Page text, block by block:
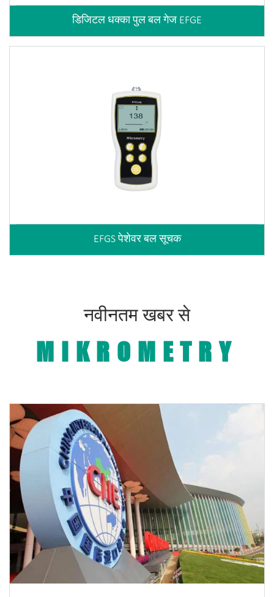
डिजिटल धक्का पुल बल गेज EFGE
EFGS पेशेवर बल सूचक
नवीनतम खबर से
MIKROMETRY